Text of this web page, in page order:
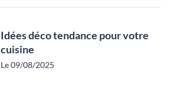
Idées déco tendance pour votre
cuisine
Le 09/08/2025